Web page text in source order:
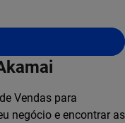
Vendas para
negócio e encontrar as